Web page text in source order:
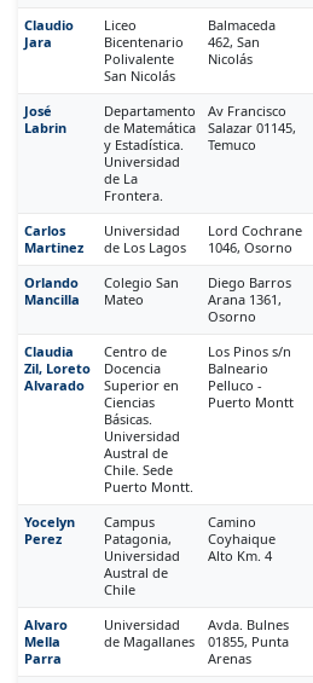
Claudio
Jara
Liceo
Bicentenario
Polivalente
San Nicolás
Balmaceda
462, San
Nicolás
José
Labrin
Departamento
de Matemática
y Estadística.
Universidad
de La
Frontera.
Av Francisco
Salazar 01145,
Temuco
Carlos
Martinez
Universidad
de Los Lagos
Lord Cochrane
1046, Osorno
Orlando
Mancilla
Colegio San
Mateo
Diego Barros
Arana 1361,
Osorno
Claudia
Zil, Loreto
Alvarado
Centro de
Docencia
Superior en
Ciencias
Básicas.
Universidad
Austral de
Chile. Sede
Puerto Montt.
Los Pinos s/n
Balneario
Pelluco -
Puerto Montt
Yocelyn
Perez
Campus
Patagonia,
Universidad
Austral de
Chile
Camino
Coyhaique
Alto Km. 4
Alvaro
Mella
Parra
Universidad
de Magallanes
Avda. Bulnes
01855, Punta
Arenas